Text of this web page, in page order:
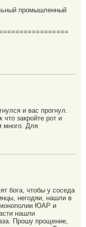
промышленный
и вас прогнул.
что закройте рот и
много. Для
бога, чтобы у соседа
негодяи, нашли в
монополии ЮАР и
нашли
Прошу прощение,